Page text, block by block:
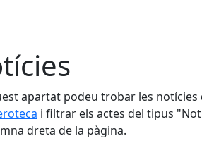
apartat podeu trobar les
i filtrar els actes del tipus
dreta de la pàgina.